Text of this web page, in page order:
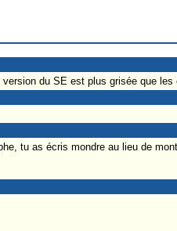
du SE est plus grisée que les
tu as écris mondre au lieu de